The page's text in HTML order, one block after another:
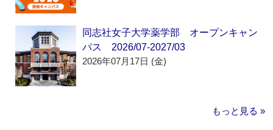
同志社女子大学薬学部 オープンキャン
パス 2026/07-2027/03
2026年07月17日 (金)
もっと見る »